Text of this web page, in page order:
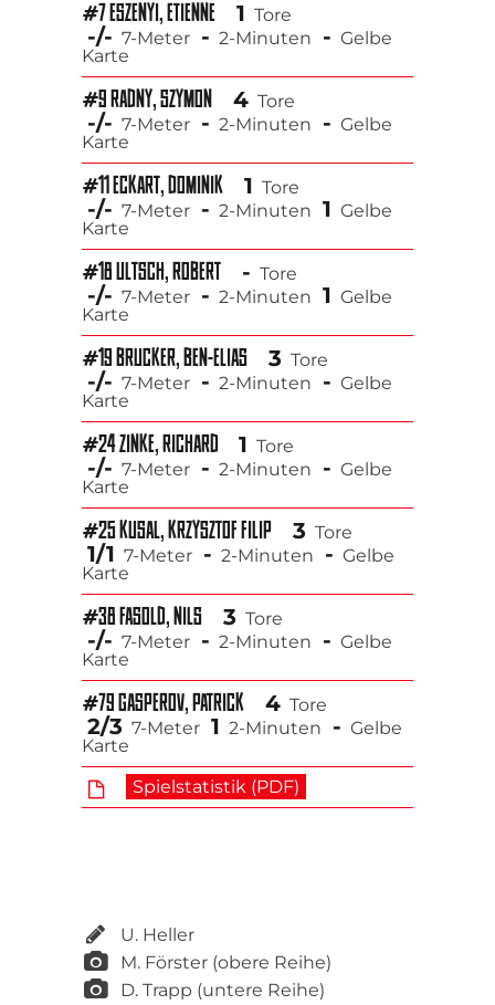
#7 ESZENYI, ETIENNE 1 Tore
-/- 7-Meter - 2-Minuten - Gelbe
Karte
#9 RADNY, SZYMON 4 Tore
-/- 7-Meter - 2-Minuten - Gelbe
Karte
#11 ECKART, DOMINIK 1 Tore
-/- 7-Meter - 2-Minuten 1 Gelbe
Karte
#18 ULTSCH, ROBERT - Tore
-/- 7-Meter - 2-Minuten 1 Gelbe
Karte
#19 BRUCKER, BEN-ELIAS 3 Tore
-/- 7-Meter - 2-Minuten - Gelbe
Karte
#24 ZINKE, RICHARD 1 Tore
-/- 7-Meter - 2-Minuten - Gelbe
Karte
#25 KUSAL, KRZYSZTOF FILIP 3 Tore
1/1 7-Meter - 2-Minuten - Gelbe
Karte
#38 FASOLD, NILS 3 Tore
-/- 7-Meter - 2-Minuten - Gelbe
Karte
#79 GASPEROV, PATRICK 4 Tore
2/3 7-Meter 1 2-Minuten - Gelbe
Karte
Spielstatistik (PDF)
U. Heller
M. Förster (obere Reihe)
D. Trapp (untere Reihe)